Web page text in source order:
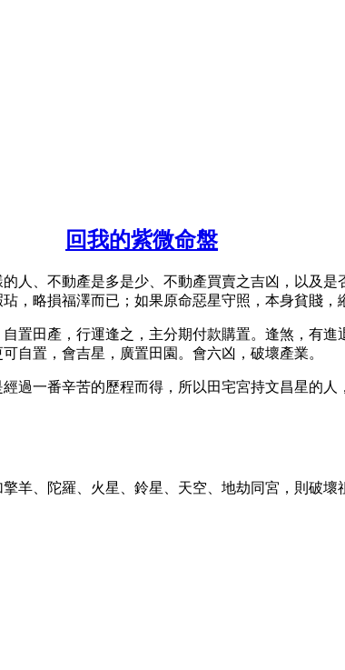
回我的紫微命盤
人、不動產是多是少、不動產買賣之吉凶，以及
，略損福澤而已；如果原命惡星守照，本身貧賤
置田產，行運逢之，主分期付款購置。逢煞，有
自置，會吉星，廣置田園。會六凶，破壞產業。
過一番辛苦的歷程而得，所以田宅宮持文昌星的
羊、陀羅、火星、鈴星、天空、地劫同宮，則破壞